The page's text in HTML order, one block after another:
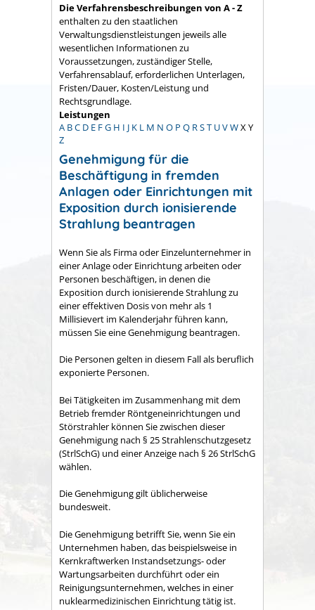
Die Verfahrensbeschreibungen von A - Z
enthalten zu den staatlichen
Verwaltungsdienstleistungen jeweils alle
wesentlichen Informationen zu
Voraussetzungen, zuständiger Stelle,
Verfahrensablauf, erforderlichen Unterlagen,
Fristen/Dauer, Kosten/Leistung und
Rechtsgrundlage.
Leistungen
A BC D E FG H I J K L M N O P Q RST UVWX Y
Z
Genehmigung für die
Beschäftigung in fremden
Anlagen oder Einrichtungen mit
Exposition durch ionisierende
Strahlung beantragen
Wenn Sie als Firma oder Einzelunternehmer in
einer Anlage oder Einrichtung arbeiten oder
Personen beschäftigen, in denen die
Exposition durch ionisierende Strahlung zu
einer effektiven Dosis von mehr als 1
Millisievert im Kalenderjahr führen kann,
müssen Sie eine Genehmigung beantragen.
Die Personen gelten in diesem Fall als beruflich
exponierte Personen.
Bei Tätigkeiten im Zusammenhang mit dem
Betrieb fremder Röntgeneinrichtungen und
Störstrahler können Sie zwischen dieser
Genehmigung nach § 25 Strahlenschutzgesetz
(StrlSchG) und einer Anzeige nach § 26 StrlSchG
wählen.
Die Genehmigung gilt üblicherweise
bundesweit.
Die Genehmigung betrifft Sie, wenn Sie ein
Unternehmen haben, das beispielsweise in
Kernkraftwerken Instandsetzungs- oder
Wartungsarbeiten durchführt oder ein
Reinigungsunternehmen, welches in einer
nuklearmedizinischen Einrichtung tätig ist.